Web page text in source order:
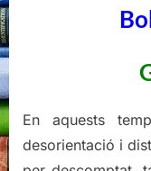
En aquests
desorientació i